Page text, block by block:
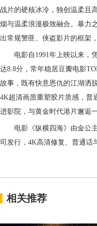
战片的硬核冰冷，独创温柔且
烟与温柔浪漫极致融合。暴力
出常规警匪、侠盗影片的框架
电影自 1991年上映以来，
达8.8分， 常年稳居豆瓣电影
故事，既有快意恩仇的江湖洒
4K超清画质重塑胶片质感， 普
进影院， 与黄金时代港片邂逅
电影《纵横四海》由金公
司发行， 4K高清修复 、普通话
相关推荐